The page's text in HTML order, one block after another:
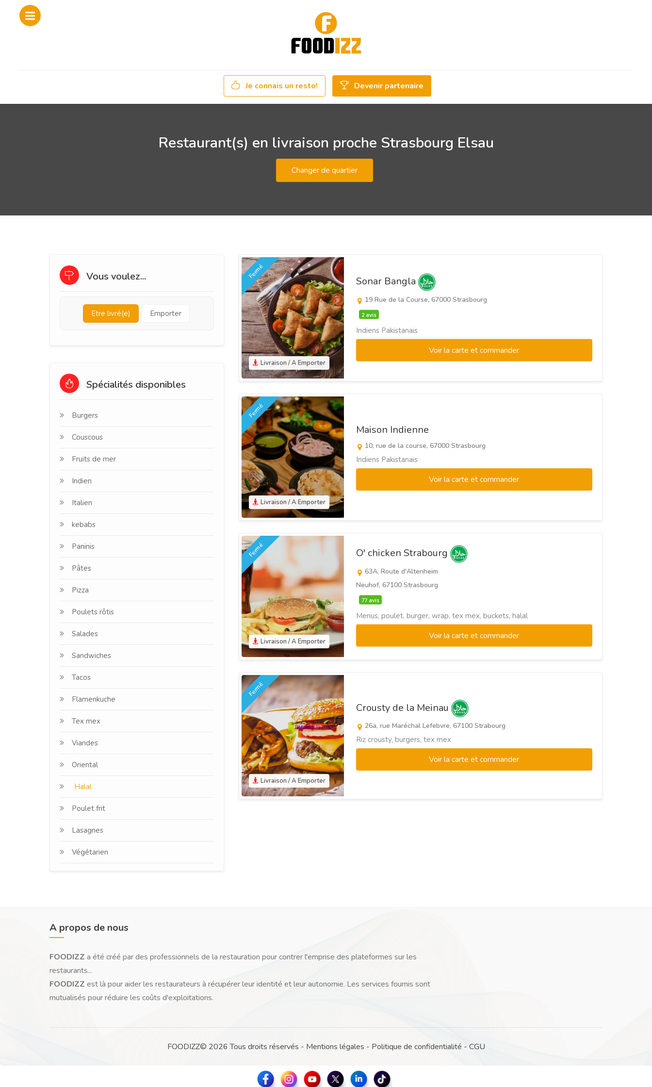
Je connais un resto! Devenir partenaire
Restaurant(s) en livraison proche Strasbourg Elsau
Changer de quartier
Vous voulez...
Etre livré(e) Emporter
Spécialités disponibles
Burgers
Couscous
Fruits de mer
Indien
Italien
kebabs
Paninis
Pâtes
Pizza
Poulets rôtis
Salades
Sandwiches
Tacos
Flamenkuche
Tex mex
Viandes
Oriental
Halal
Poulet frit
Lasagnes
Végétarien
Livraison / A Emporter
Fermé
Sonar Bangla
19 Rue de la Course, 67000 Strasbourg
2 avis
Indiens Pakistanais
Voir la carte et commander
Livraison / A Emporter
Fermé
Maison Indienne
10, rue de la course, 67000 Strasbourg
Indiens Pakistanais
Voir la carte et commander
Livraison / A Emporter
Fermé O' chicken Strabourg
63A, Route d'Altenheim
Neuhof, 67100 Strasbourg
77 avis
Menus, poulet, burger, wrap, tex mex, buckets, halal
Voir la carte et commander
Livraison / A Emporter
Fermé
Crousty de la Meinau
26a, rue Maréchal Lefebvre, 67100 Strabourg
Riz crousty, burgers, tex mex
Voir la carte et commander
A propos de nous
FOODIZZ a été créé par des professionnels de la restauration pour contrer l'emprise des plateformes sur les
restaurants...
FOODIZZ est là pour aider les restaurateurs à récupérer leur identité et leur autonomie. Les services fournis sont
mutualisés pour réduire les coûts d'exploitations.
FOODIZZ© 2026 Tous droits réservés - Mentions légales - Politique de confidentialité - CGU